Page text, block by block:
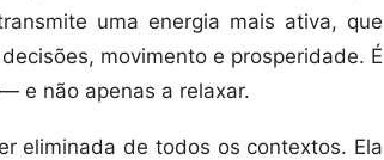
uma energia mais ativa, que
movimento e prosperidade. É
e não apenas a relaxar.
eliminada de todos os contextos. Ela